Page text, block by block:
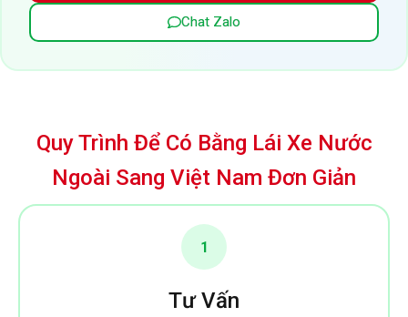
Chat Zalo
Quy Trình Để Có Bằng Lái Xe Nước
Ngoài Sang Việt Nam Đơn Giản
1
Tư Vấn